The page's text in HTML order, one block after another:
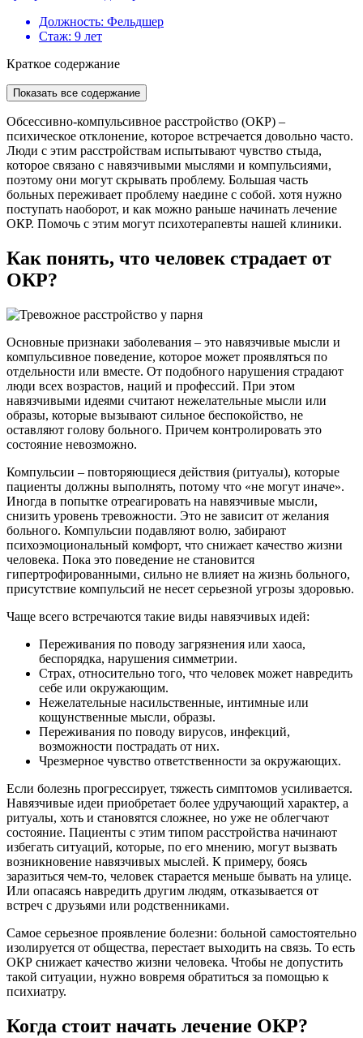
Должность: Фельдшер
Стаж: 9 лет
Краткое содержание
Показать все содержание
Обсессивно-компульсивное расстройство (ОКР) –
психическое отклонение, которое встречается довольно часто.
Люди с этим расстройствам испытывают чувство стыда,
которое связано с навязчивыми мыслями и компульсиями,
поэтому они могут скрывать проблему. Большая часть
больных переживает проблему наедине с собой. хотя нужно
поступать наоборот, и как можно раньше начинать лечение
ОКР. Помочь с этим могут психотерапевты нашей клиники.
Как понять, что человек страдает от
ОКР?
Основные признаки заболевания – это навязчивые мысли и
компульсивное поведение, которое может проявляться по
отдельности или вместе. От подобного нарушения страдают
люди всех возрастов, наций и профессий. При этом
навязчивыми идеями считают нежелательные мысли или
образы, которые вызывают сильное беспокойство, не
оставляют голову больного. Причем контролировать это
состояние невозможно.
Компульсии – повторяющиеся действия (ритуалы), которые
пациенты должны выполнять, потому что «не могут иначе».
Иногда в попытке отреагировать на навязчивые мысли,
снизить уровень тревожности. Это не зависит от желания
больного. Компульсии подавляют волю, забирают
психоэмоциональный комфорт, что снижает качество жизни
человека. Пока это поведение не становится
гипертрофированными, сильно не влияет на жизнь больного,
присутствие компульсий не несет серьезной угрозы здоровью.
Чаще всего встречаются такие виды навязчивых идей:
Переживания по поводу загрязнения или хаоса,
беспорядка, нарушения симметрии.
Страх, относительно того, что человек может навредить
себе или окружающим.
Нежелательные насильственные, интимные или
кощунственные мысли, образы.
Переживания по поводу вирусов, инфекций,
возможности пострадать от них.
Чрезмерное чувство ответственности за окружающих.
Если болезнь прогрессирует, тяжесть симптомов усиливается.
Навязчивые идеи приобретает более удручающий характер, а
ритуалы, хоть и становятся сложнее, но уже не облегчают
состояние. Пациенты с этим типом расстройства начинают
избегать ситуаций, которые, по его мнению, могут вызвать
возникновение навязчивых мыслей. К примеру, боясь
заразиться чем-то, человек старается меньше бывать на улице.
Или опасаясь навредить другим людям, отказывается от
встреч с друзьями или родственниками.
Самое серьезное проявление болезни: больной самостоятельно
изолируется от общества, перестает выходить на связь. То есть
ОКР снижает качество жизни человека. Чтобы не допустить
такой ситуации, нужно вовремя обратиться за помощью к
психиатру.
Когда стоит начать лечение ОКР?